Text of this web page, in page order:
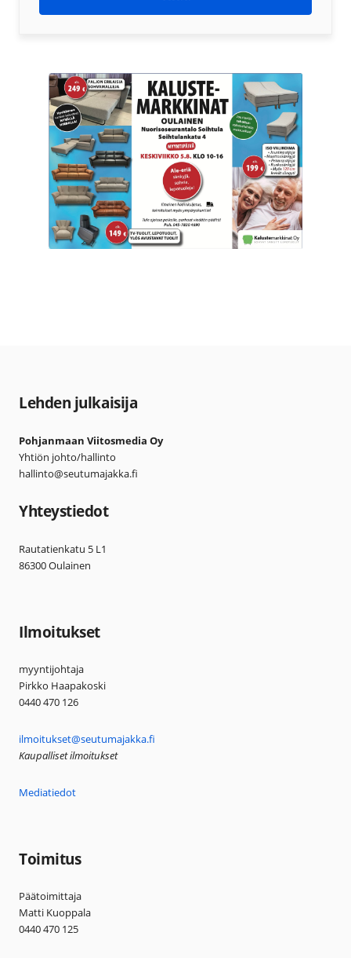
Lehden julkaisija
Pohjanmaan Viitosmedia Oy
Yhtiön johto/hallinto
hallinto@seutumajakka.fi
Yhteystiedot
Rautatienkatu 5 L1
86300 Oulainen
Ilmoitukset
myyntijohtaja
Pirkko Haapakoski
0440 470 126
ilmoitukset@seutumajakka.fi
Kaupalliset ilmoitukset
Mediatiedot
Toimitus
Päätoimittaja
Matti Kuoppala
0440 470 125